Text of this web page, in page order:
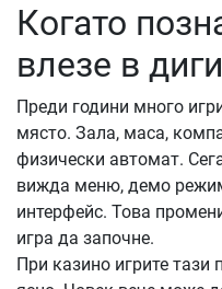
Когато
влезе в
Преди години много
място. Зала, маса,
физически автомат.
вижда меню, демо
интерфейс. Това
игра да започне.
При казино игрите